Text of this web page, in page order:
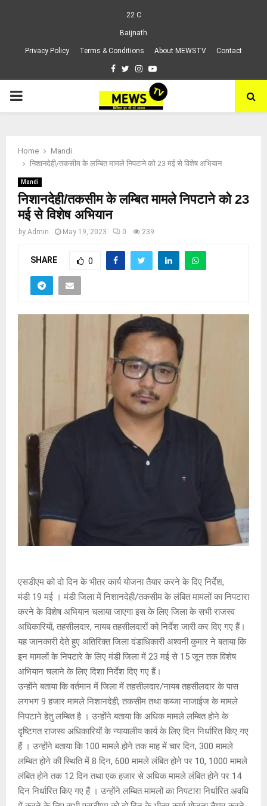
22 C
Baijnath
Privacy Policy Terms & Conditions About MEWSTV Contact
Facebook
TwitterInstagram
Youtube
PRIMARY
Home
Mandi
निशानदेही/तकसीम के लम्बित मामले निपटाने को 23 मई से विशेष अभियान
Mandi
निशानदेही/तकसीम के लम्बित मामले निपटाने को 23
मई से विशेष अभियान
by Admin May 19, 2023 0 239
SHARE 0
एसडीएम को दो दिन के भीतर कार्य योजना तैयार करने के दिए निर्देश,
मंडी 19 मई । मंडी जिला में निशानदेही/तकसीम के लंबित मामलों का निपटारा
करने के विशेष अभियान चलाया जाएगा इस के लिए जिला के सभी राजस्व
अधिकारियों, तहसीलदार, नायब तहसीलदारों को निर्देश जारी कर दिए गए हैं।
यह जानकारी देते हुए अतिरिक्त जिला दंडाधिकारी अश्वनी कुमार ने बताया कि
इन मामलों के निपटारे के लिए मंडी जिला में 23 मई से 15 जून तक विशेष
अभियान चलाने के लिए दिशा निर्देश दिए गए हैं।
उन्होंने बताया कि वर्तमान में जिला में तहसीलदार/नायब तहसीलदार के पास
लगभग 9 हजार मामले निशानदेही, तकसीम तथा कब्जा नाजाईज के मामले
निपटाने हेतु लम्बित है । उन्होंने बताया कि अधिक मामले लम्बित होने के
दृष्टिगत राजस्व अधिकारियों के न्यायालीय कार्य के लिए दिन निर्धारित किए गए
हैं । उन्होंने बताया कि 100 मामले होने तक माह में चार दिन, 300 मामले
लम्बित होने की स्थिति में 8 दिन, 600 मामले लंबित होने पर 10, 1000 मामले
लंबित होने तक 12 दिन तथा एक हजार से अधिक मामले लंबित होने पर 14
दिन निर्धारित किए गए हैं । उन्होंने लम्बित मामलों का निपटारा निर्धारित अवधि